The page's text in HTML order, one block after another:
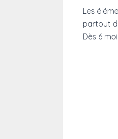
Les
partout
Dès 6